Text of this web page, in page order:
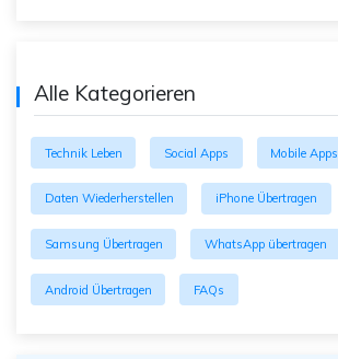
Alle Kategorieren
Technik Leben Social Apps Mobile Apps
Daten Wiederherstellen iPhone Übertragen
Samsung Übertragen WhatsApp übertragen
Android Übertragen FAQs